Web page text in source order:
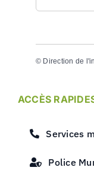
© Direction de
ACCÈS
Services
Police